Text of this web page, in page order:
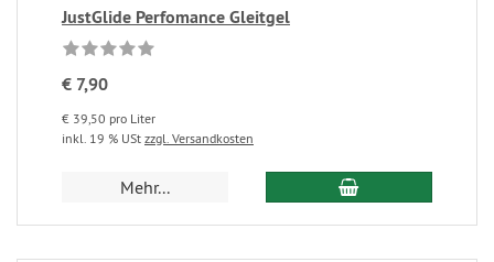
JustGlide Perfomance Gleitgel
€ 7,90
€ 39,50 pro Liter
inkl. 19 % USt zzgl. Versandkosten
Mehr...